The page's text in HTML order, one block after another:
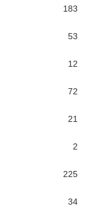
183
53
12
72
21
2
225
34